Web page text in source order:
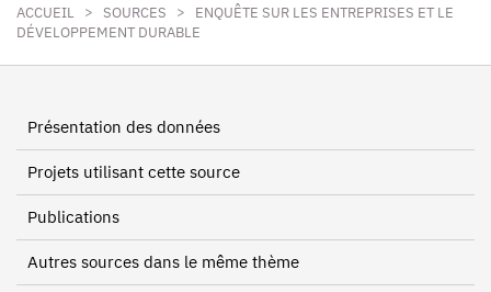
ACCUEIL > SOURCES >
ENQUÊTE SUR LES ENTREPRISES ET LE
DÉVELOPPEMENT DURABLE
Présentation des données
Projets utilisant cette source
Publications
Autres sources dans le même thème